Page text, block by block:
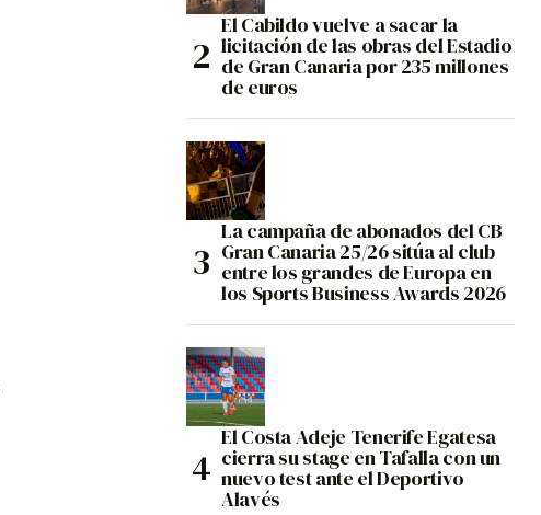
El Cabildo vuelve a sacar la
licitación de las obras del Estadio
de Gran Canaria por 235 millones
de euros
La campaña de abonados del CB
Gran Canaria 25/26 sitúa al club
entre los grandes de Europa en
los Sports Business Awards 2026
El Costa Adeje Tenerife Egatesa
cierra su stage en Tafalla con un
nuevo test ante el Deportivo
Alavés